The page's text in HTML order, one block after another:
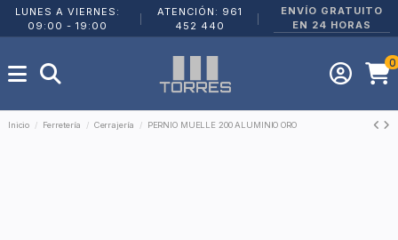
LUNES A VIERNES:
09:00 - 19:00
ATENCIÓN: 961
452 440
ENVÍO GRATUITO
EN 24 HORAS
0
Inicio Ferretería Cerrajería PERNIO MUELLE 200 ALUMINIO ORO